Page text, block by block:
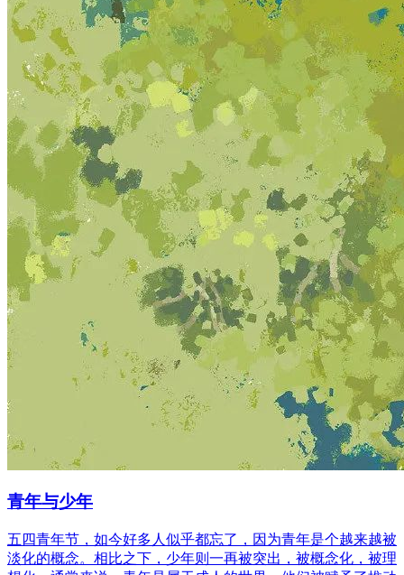
青年与少年
五四青年节，如今好多人似乎都忘了，因为青年是个越来越被
淡化的概念。相比之下，少年则一再被突出，被概念化，被理